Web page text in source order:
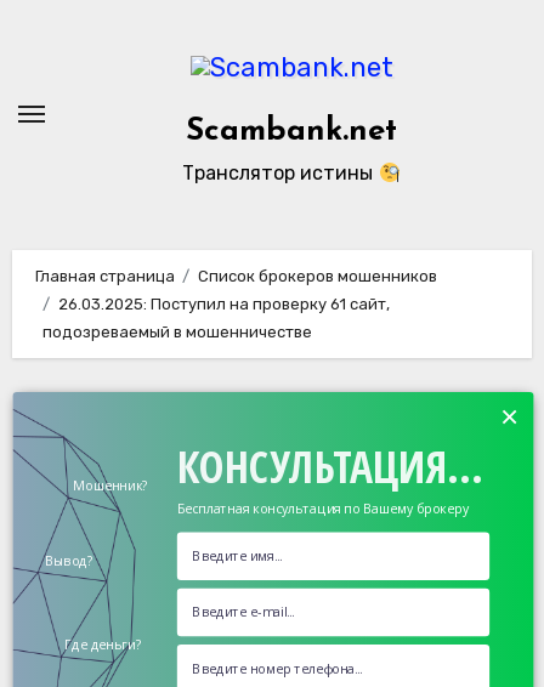
Scambank.net
Транслятор истины
Главная страница
Список брокеров мошенников
26.03.2025: Поступил на проверку 61 сайт,
подозреваемый в мошенничестве
КОНСУЛЬТАЦИЯ...
Бесплатная консультация по Вашему брокеру
Мошенник?
Вывод?
Где деньги?
×